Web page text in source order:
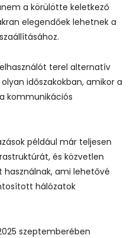
a körülötte keletkező
elegendőek lehetnek a
terel alternatív
időszakokban, amikor a
kommunikációs
például már teljesen
és közvetlen
használnak, ami lehetővé
hálózatok
szeptemberében